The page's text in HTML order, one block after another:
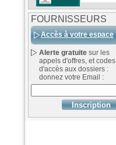
FOURNISSEURS
Accès à votre espace
Alerte gratuite sur les
appels d'offres, et codes
d'accès aux dossiers :
donnez votre Email :